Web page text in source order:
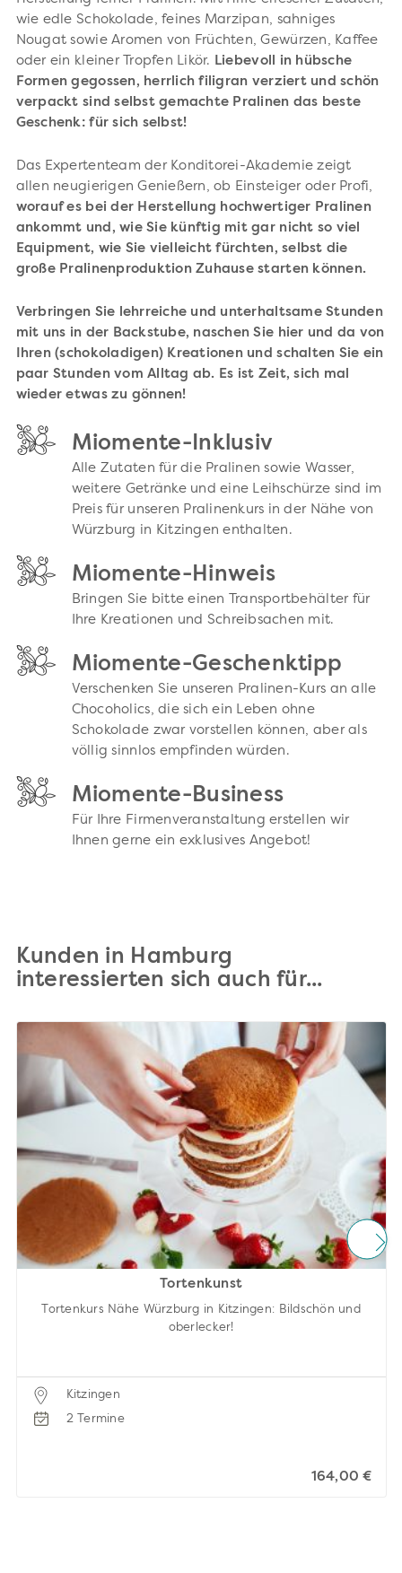
wie edle Schokolade, feines Marzipan, sahniges
Nougat sowie Aromen von Früchten, Gewürzen, Kaffee
oder ein kleiner Tropfen Likör. Liebevoll in hübsche
Formen gegossen, herrlich filigran verziert und schön
verpackt sind selbst gemachte Pralinen das beste
Geschenk: für sich selbst!
Das Expertenteam der Konditorei-Akademie zeigt
allen neugierigen Genießern, ob Einsteiger oder Profi,
worauf es bei der Herstellung hochwertiger Pralinen
ankommt und, wie Sie künftig mit gar nicht so viel
Equipment, wie Sie vielleicht fürchten, selbst die
große Pralinenproduktion Zuhause starten können.
Verbringen Sie lehrreiche und unterhaltsame Stunden
mit uns in der Backstube, naschen Sie hier und da von
Ihren (schokoladigen) Kreationen und schalten Sie ein
paar Stunden vom Alltag ab. Es ist Zeit, sich mal
wieder etwas zu gönnen!
Miomente-Inklusiv
Alle Zutaten für die Pralinen sowie Wasser,
weitere Getränke und eine Leihschürze sind im
Preis für unseren Pralinenkurs in der Nähe von
Würzburg in Kitzingen enthalten.
Miomente-Hinweis
Bringen Sie bitte einen Transportbehälter für
Ihre Kreationen und Schreibsachen mit.
Miomente-Geschenktipp
Verschenken Sie unseren Pralinen-Kurs an alle
Chocoholics, die sich ein Leben ohne
Schokolade zwar vorstellen können, aber als
völlig sinnlos empfinden würden.
Miomente-Business
Für Ihre Firmenveranstaltung erstellen wir
Ihnen gerne ein exklusives Angebot!
Kunden in Hamburg
interessierten sich auch für...
Tortenkunst
Tortenkurs Nähe Würzburg in Kitzingen: Bildschön und
oberlecker!
Kitzingen
2 Termine
164,00 €